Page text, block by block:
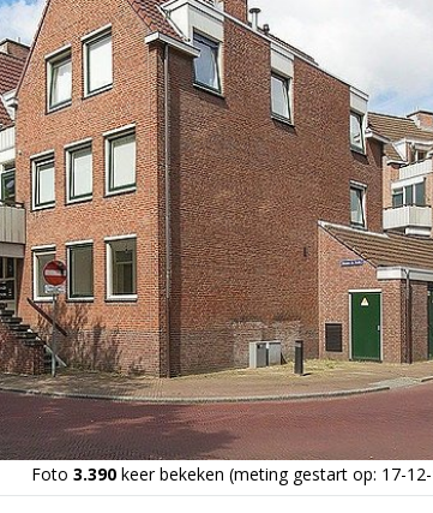
Foto 3.390keer bekeken (meting gestart op: 17-